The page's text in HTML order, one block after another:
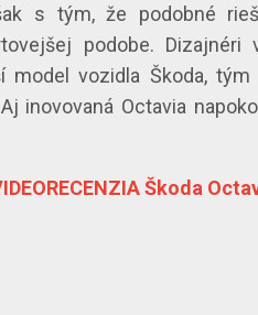
s tým, že podobné
podobe. Dizajnéri
vozidla Škoda, tým
inovovaná Octavia
Škoda